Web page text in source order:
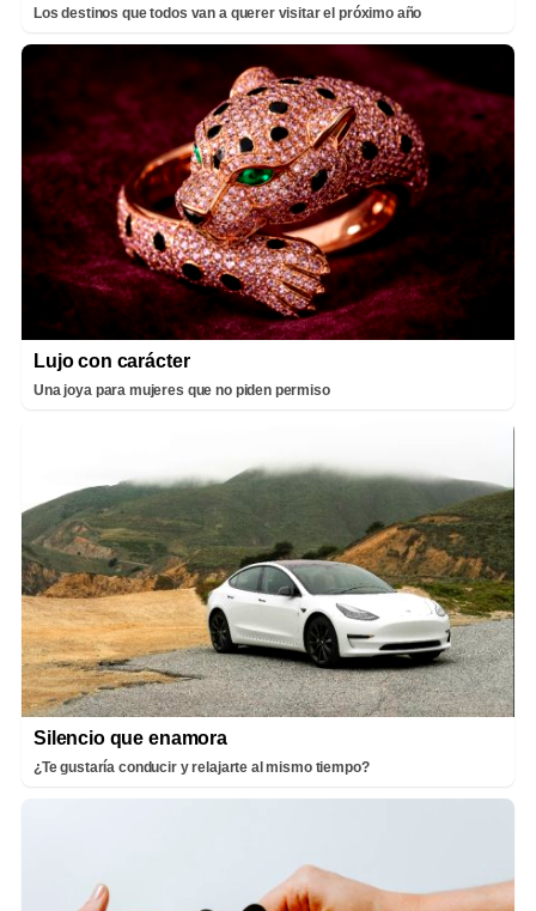
Los destinos que todos van a querer visitar el próximo año
Lujo con carácter
Una joya para mujeres que no piden permiso
Silencio que enamora
¿Te gustaría conducir y relajarte al mismo tiempo?